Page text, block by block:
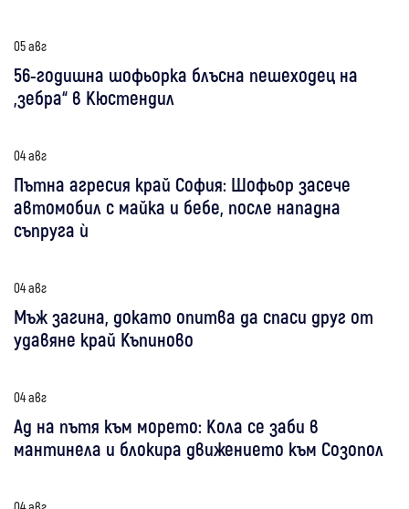
05 авг
56-годишна шофьорка блъсна пешеходец на
„зебра“ в Кюстендил
04 авг
Пътна агресия край София: Шофьор засече
автомобил с майка и бебе, после нападна
съпруга ѝ
04 авг
Мъж загина, докато опитва да спаси друг от
удавяне край Къпиново
04 авг
Ад на пътя към морето: Кола се заби в
мантинела и блокира движението към Созопол